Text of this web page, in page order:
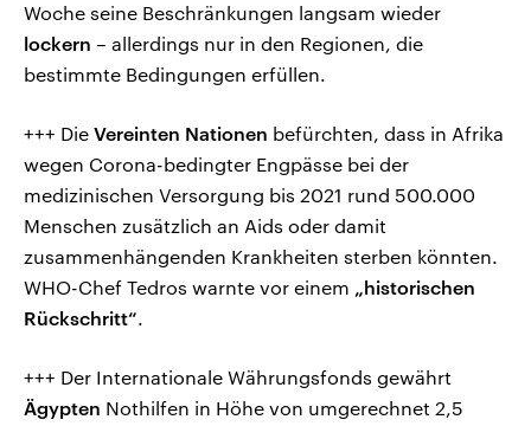
Woche seine Beschränkungen langsam wieder
lockern – allerdings nur in den Regionen, die
bestimmte Bedingungen erfüllen.
+++ Die Vereinten Nationen befürchten, dass in Afrika
wegen Corona-bedingter Engpässe bei der
medizinischen Versorgung bis 2021 rund 500.000
Menschen zusätzlich an Aids oder damit
zusammenhängenden Krankheiten sterben könnten.
WHO-Chef Tedros warnte vor einem „historischen
Rückschritt“.
+++ Der Internationale Währungsfonds gewährt
Ägypten Nothilfen in Höhe von umgerechnet 2,5